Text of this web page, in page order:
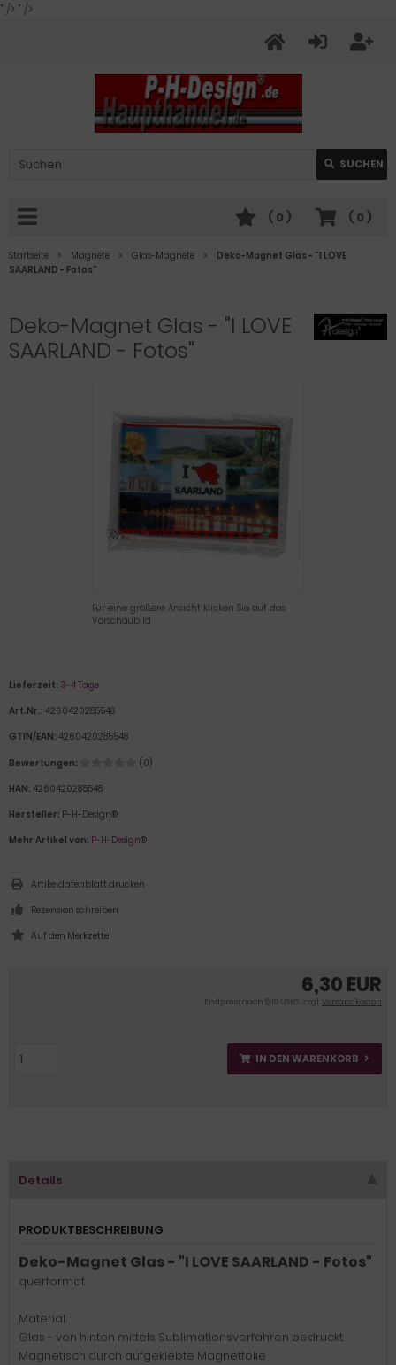
" /> " />
SUCHEN
( 0 )
( 0 )
Startseite Magnete Glas-Magnete
Deko-Magnet Glas - "I LOVE
SAARLAND - Fotos"
Deko-Magnet Glas - "I LOVE
SAARLAND - Fotos"
Für eine größere Ansicht klicken Sie auf das
Vorschaubild
6,30 EUR
Endpreis nach § 19 UStG. zzgl.Versandkosten
IN DEN WARENKORB
Lieferzeit: 3-4 Tage
Art.Nr.: 4260420285548
GTIN/EAN: 4260420285548
Bewertungen:
(0)
HAN: 4260420285548
Hersteller: P-H-Design®
Mehr Artikel von: P-H-Design®
Artikeldatenblatt drucken
Rezension schreiben
Details
PRODUKTBESCHREIBUNG
Deko-Magnet Glas - "I LOVE SAARLAND - Fotos"
querformat
Material:
Glas - von hinten mittels Sublimationsverfahren bedruckt.
Magnetisch durch aufgeklebte Magnetfolie